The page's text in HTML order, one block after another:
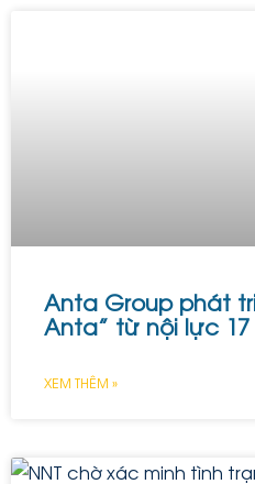
Anta Group phát
Anta” từ nội lực
XEM THÊM »